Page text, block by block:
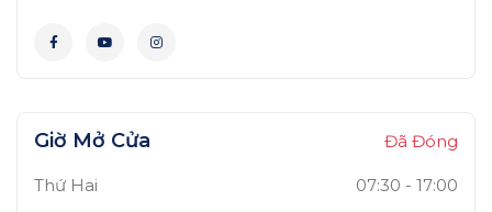
Giờ Mở Cửa Đã Đóng
Thứ Hai 07:30 - 17:00